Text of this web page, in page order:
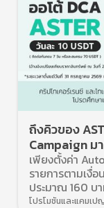
ถึงคิวของ
Campaign ม
เพียงตั้งค่า
รายการตามเงื่
ประมาณ 160 บ
โปรโมชันและแคมเป